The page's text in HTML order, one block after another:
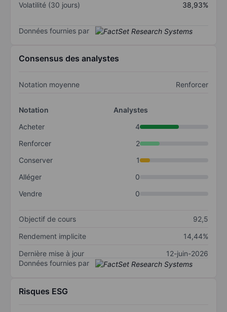
Volatilité (30 jours)
38,93%
Données fournies par
Consensus des analystes
Notation moyenne Renforcer
Notation
Analystes
Acheter
4
Renforcer
2
Conserver
1
Alléger
0
Vendre
0
Objectif de cours
92,5
Rendement implicite
14,44%
Dernière mise à jour
12-juin-2026
Données fournies par
Risques ESG